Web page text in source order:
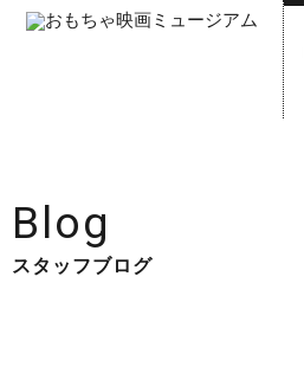
Blog
スタッフブログ